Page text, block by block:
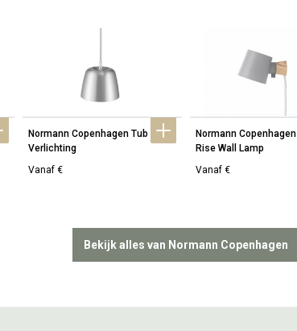
Normann Copenhagen Tub
Verlichting
Vanaf €
Normann Copenhagen
Rise Wall Lamp
Vanaf €
Bekijk alles van Normann Copenhagen